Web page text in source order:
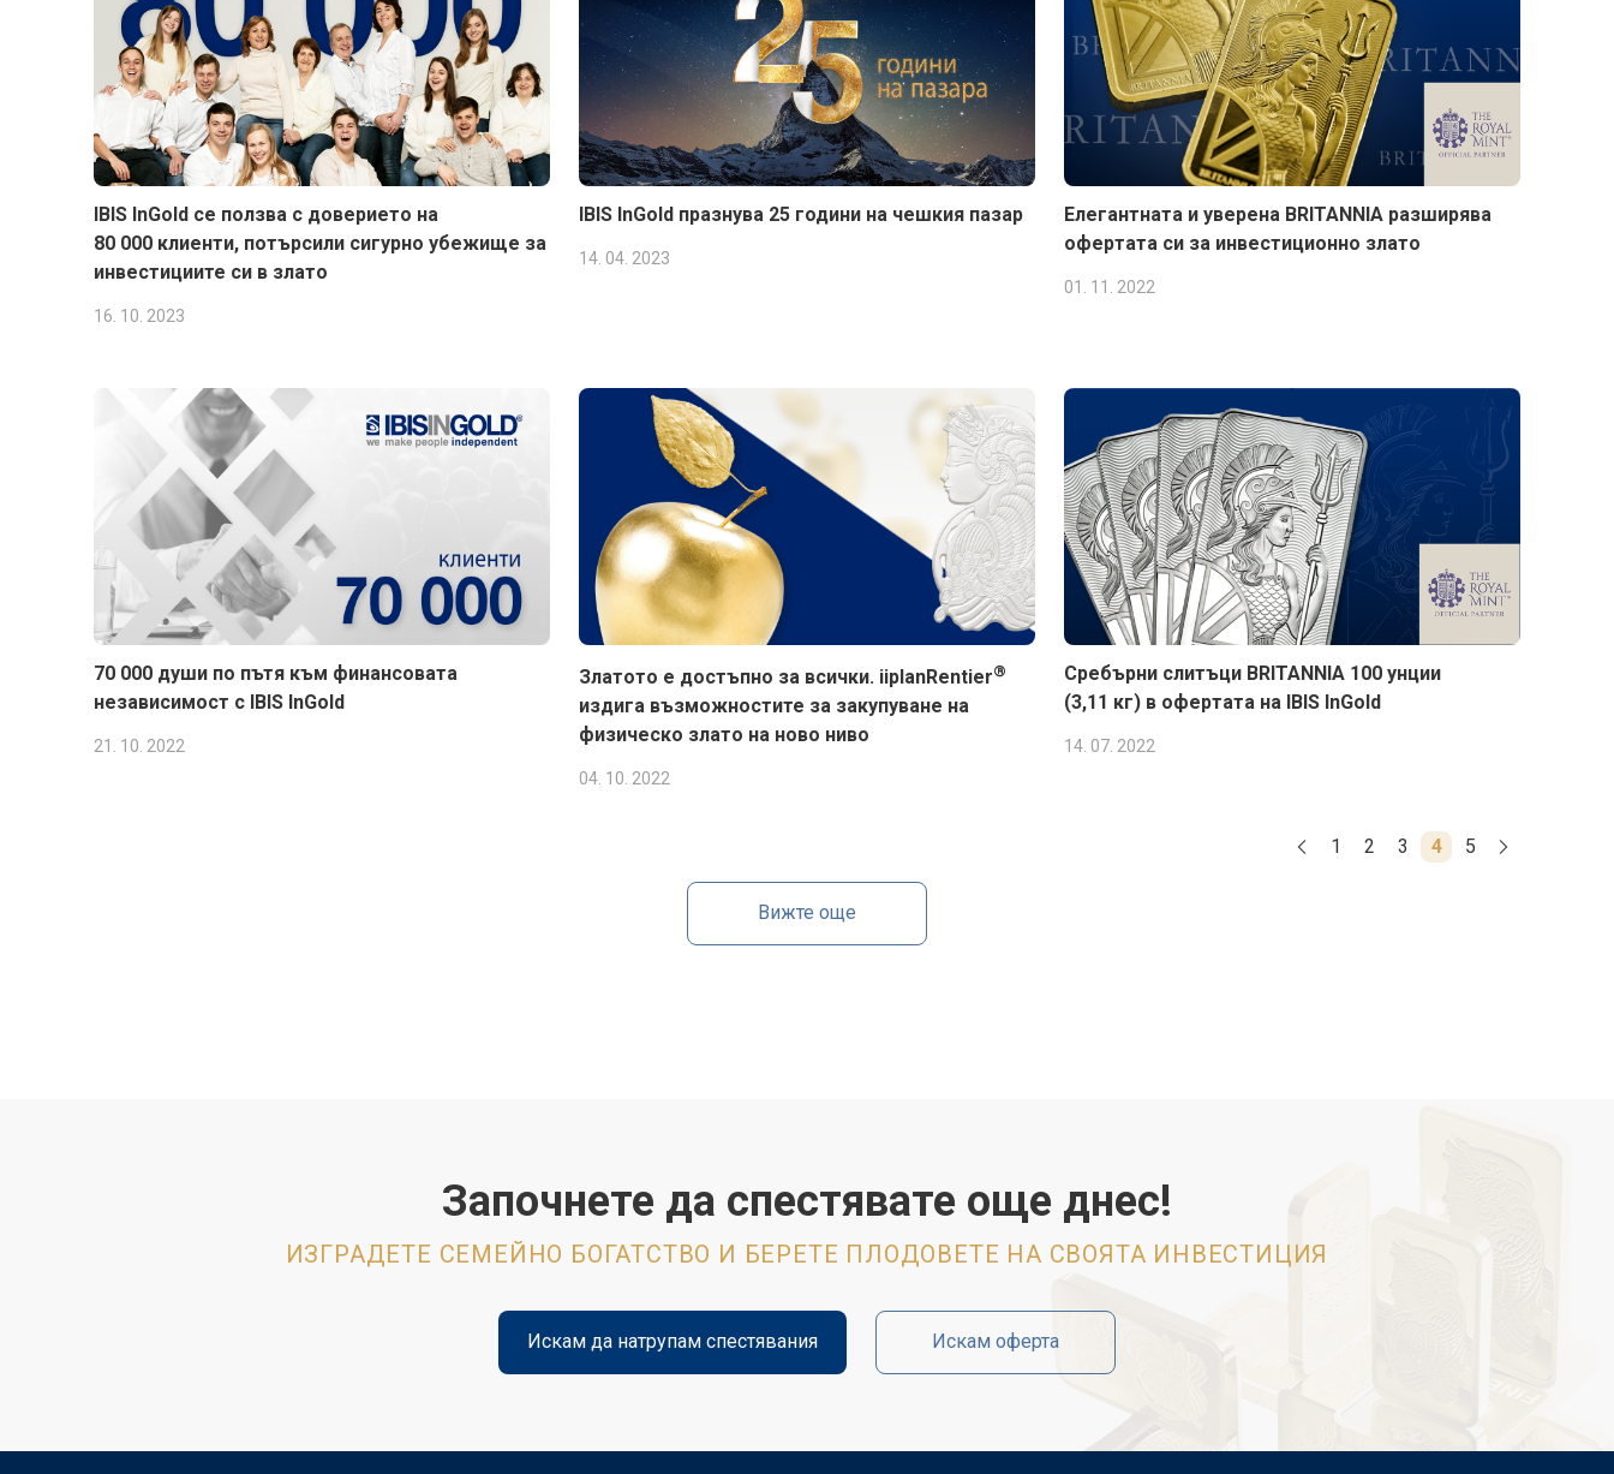
IBIS InGold се ползва с доверието на
80 000 клиенти, потърсили сигурно убежище за
инвестициите си в злато
16. 10. 2023
IBIS InGold празнува 25 години на чешкия пазар
14. 04. 2023
Елегантната и уверена BRITANNIA разширява
офертата си за инвестиционно злато
01. 11. 2022
70 000 души по пътя към финансовата
независимост с IBIS InGold
21. 10. 2022
Златото е достъпно за всички. iiplanRentier®
издига възможностите за закупуване на
физическо злато на ново ниво
04. 10. 2022
Сребърни слитъци BRITANNIA 100 унции
(3,11 кг) в офертата на IBIS InGold
14. 07. 2022
1 2 3 4 5
Вижте още
Започнете да спестявате още днес!
ИЗГРАДЕТЕ СЕМЕЙНО БОГАТСТВО И БЕРЕТЕ ПЛОДОВЕТЕ НА СВОЯТА ИНВЕСТИЦИЯ
Искам да натрупам спестявания Искам оферта